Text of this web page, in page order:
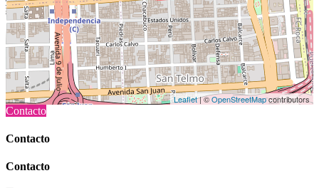
Leaflet| ©OpenStreetMapcontributors
Contacto
Contacto
Contacto